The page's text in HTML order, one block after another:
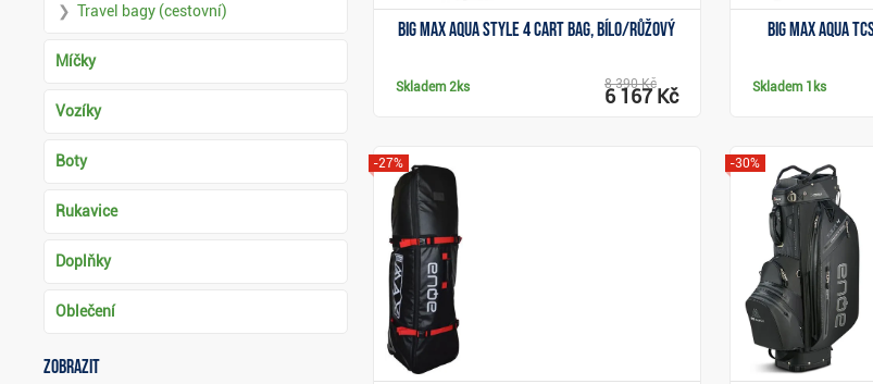
Big Max Aqua Style 4 cart bag, bílo/růžový
Skladem2ks 8 390 Kč
6 167 Kč
Big Max Aqua
Skladem 1ks
-27% -30%
Travel bagy (cestovní)
Míčky
Vozíky
Boty
Rukavice
Doplňky
Oblečení
Zobrazit